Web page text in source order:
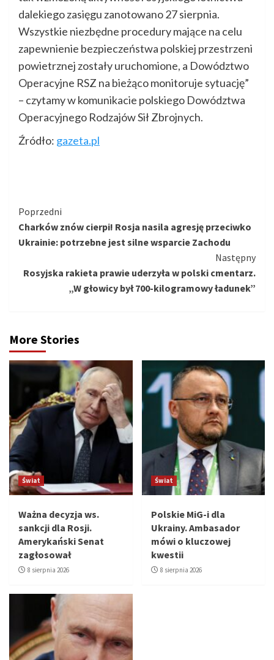
dalekiego zasięgu zanotowano 27 sierpnia.
Wszystkie niezbędne procedury mające na celu
zapewnienie bezpieczeństwa polskiej przestrzeni
powietrznej zostały uruchomione, a Dowództwo
Operacyjne RSZ na bieżąco monitoruje sytuację”
– czytamy w komunikacie polskiego Dowództwa
Operacyjnego Rodzajów Sił Zbrojnych.
Źródło: gazeta.pl
Kontynuuj
czytanie
Poprzedni
Charków znów cierpi! Rosja nasila agresję przeciwko
Ukrainie: potrzebne jest silne wsparcie Zachodu
Następny
Rosyjska rakieta prawie uderzyła w polski cmentarz.
„W głowicy był 700-kilogramowy ładunek”
More Stories
Świat
Ważna decyzja ws.
sankcji dla Rosji.
Amerykański Senat
zagłosował
8 sierpnia 2026
Świat
Polskie MiG-i dla
Ukrainy. Ambasador
mówi o kluczowej
kwestii
8 sierpnia 2026